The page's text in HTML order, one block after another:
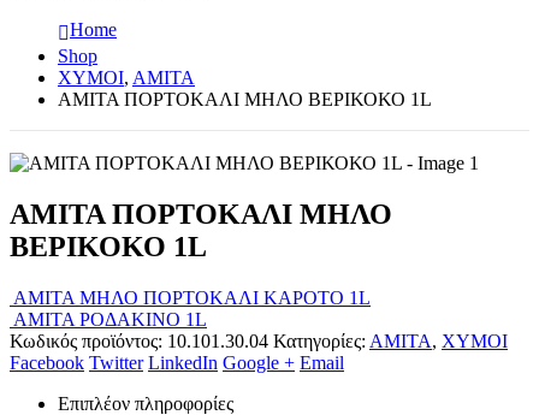
Home
Shop
ΧΥΜΟΙ, ΑΜΙΤΑ
AMITA ΠΟΡΤΟΚΑΛΙ ΜΗΛΟ ΒΕΡΙΚΟΚΟ 1L
AMITA ΠΟΡΤΟΚΑΛΙ ΜΗΛΟ
ΒΕΡΙΚΟΚΟ 1L
AMITA ΜΗΛΟ ΠΟΡΤΟΚΑΛΙ ΚΑΡΟΤΟ 1L
AMITA ΡΟΔΑΚΙΝΟ 1L
Κωδικός προϊόντος: 10.101.30.04 Κατηγορίες: ΑΜΙΤΑ, ΧΥΜΟΙ
Facebook Twitter LinkedIn Google + Email
Επιπλέον πληροφορίες